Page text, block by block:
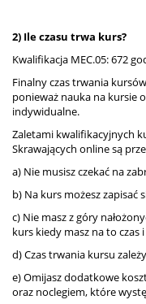
2) Ile czasu trwa kurs?
Kwalifikacja MEC.05: 672
Finalny czas trwania
ponieważ nauka na kursie
indywidualne.
Zaletami kwalifikacyjnych
Skrawających online są
a) Nie musisz czekać na
b) Na kurs możesz
c) Nie masz z góry
kurs kiedy masz na to czas
d) Czas trwania kursu
e) Omijasz dodatkowe
oraz noclegiem, które